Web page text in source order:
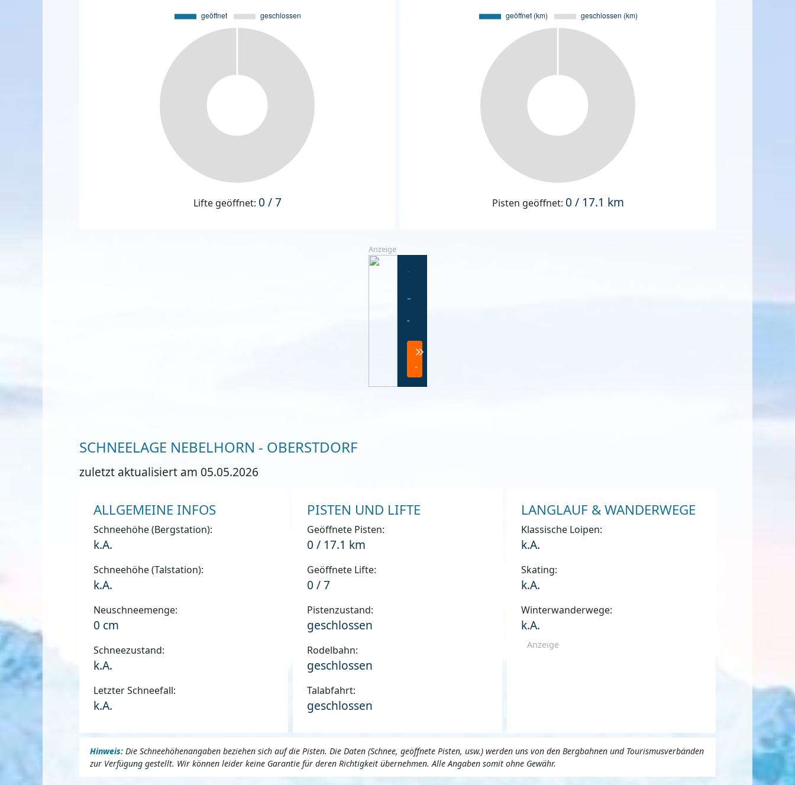
Lifte geöffnet: 0 / 7 Pisten geöffnet: 0 / 17.1 km
Anzeige
-
-
-
-
SCHNEELAGE NEBELHORN - OBERSTDORF
zuletzt aktualisiert am 05.05.2026
ALLGEMEINE INFOS
Schneehöhe (Bergstation):
k.A.
Schneehöhe (Talstation):
k.A.
Neuschneemenge:
0 cm
Schneezustand:
k.A.
Letzter Schneefall:
k.A.
PISTEN UND LIFTE
Geöffnete Pisten:
0 / 17.1 km
Geöffnete Lifte:
0 / 7
Pistenzustand:
geschlossen
Rodelbahn:
geschlossen
Talabfahrt:
geschlossen
LANGLAUF & WANDERWEGE
Klassische Loipen:
k.A.
Skating:
k.A.
Winterwanderwege:
k.A.
Anzeige
Hinweis: Die Schneehöhenangaben beziehen sich auf die Pisten. Die Daten (Schnee, geöffnete Pisten, usw.) werden uns von den Bergbahnen und Tourismusverbänden
zur Verfügung gestellt. Wir können leider keine Garantie für deren Richtigkeit übernehmen. Alle Angaben somit ohne Gewähr.